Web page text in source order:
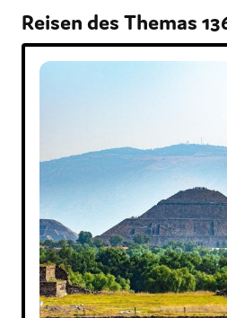
Reisen des Themas